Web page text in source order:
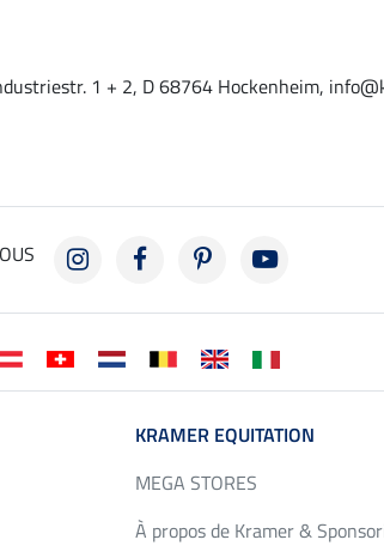
1 + 2, D 68764 Hockenheim,
KRAMER EQUITATION
MEGA STORES
À propos de Kramer &